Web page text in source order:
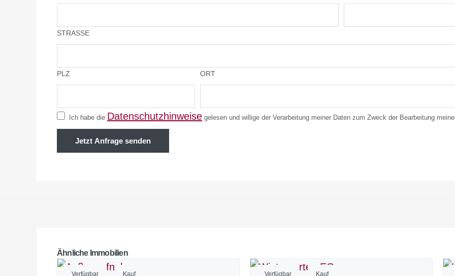
STRASSE
PLZ ORT
Ich habe die Datenschutzhinweise gelesen und willige der Verarbeitung meiner Daten zum Zweck der Bearbeitung
Jetzt Anfrage senden
Ähnliche Immobilien
Verfügbar Kauf Verfügbar Kauf